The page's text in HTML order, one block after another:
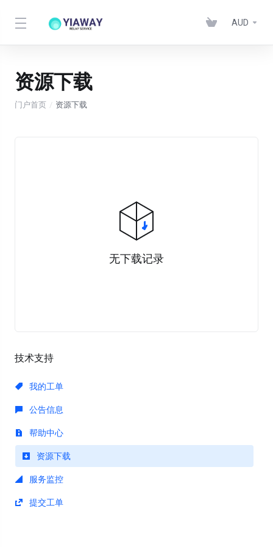
AUD
资源下载
门户首页 资源下载
技术支持
我的工单
公告信息
帮助中心
资源下载
服务监控
提交工单
无下载记录